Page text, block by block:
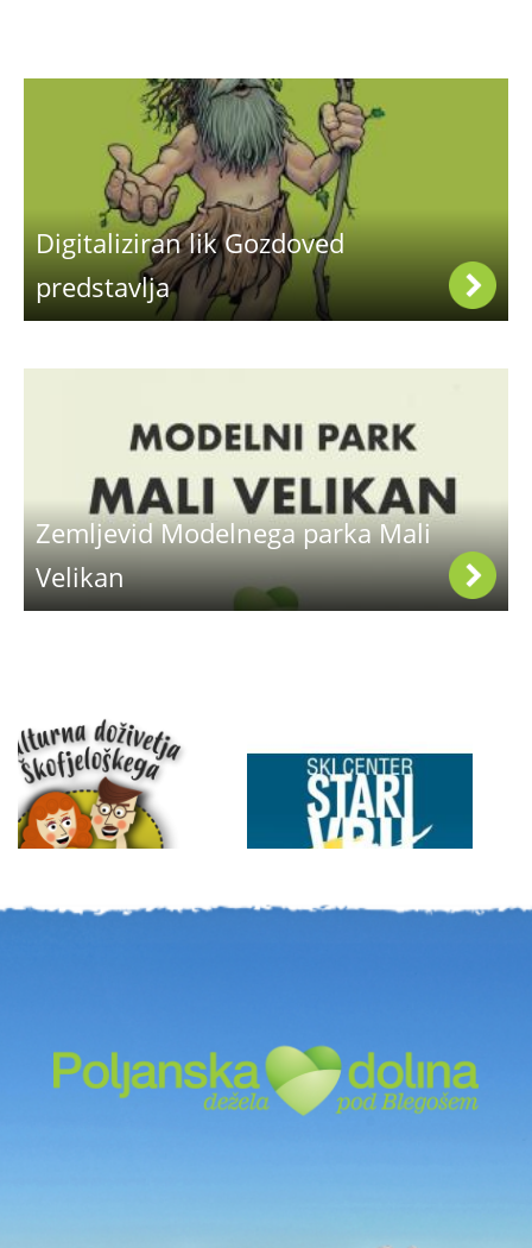
Digitaliziran lik Gozdoved
predstavlja
Zemljevid Modelnega parka Mali
Velikan